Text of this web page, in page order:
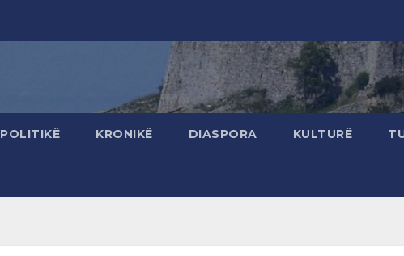
POLITIKË KRONIKË DIASPORA KULTURË